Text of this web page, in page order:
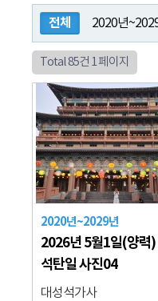
전체 2020년
Total 85건 1 페이지
2020년~2029년
2026년 5월1일(양력)
석탄일 사진04
대성석가사